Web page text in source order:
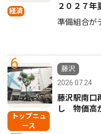
経済
２０２７年
準備組合が
6
トップニュ
ース
藤沢
2026.07.24
藤沢駅南口
し 物価高